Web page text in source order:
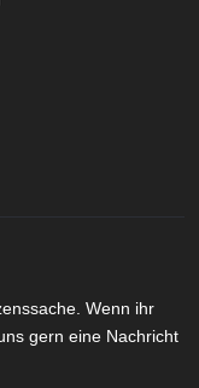
Wenn ihr
gern eine Nachricht